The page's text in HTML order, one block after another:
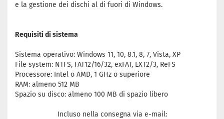
e la gestione dei dischi al di fuori di Windows.
Requisiti di sistema
Sistema operativo: Windows 11, 10, 8.1, 8, 7, Vista, XP
File system: NTFS, FAT12/16/32, exFAT, EXT2/3, ReFS
Processore: Intel o AMD, 1 GHz o superiore
RAM: almeno 512 MB
Spazio su disco: almeno 100 MB di spazio libero
Incluso nella consegna via e-mail: